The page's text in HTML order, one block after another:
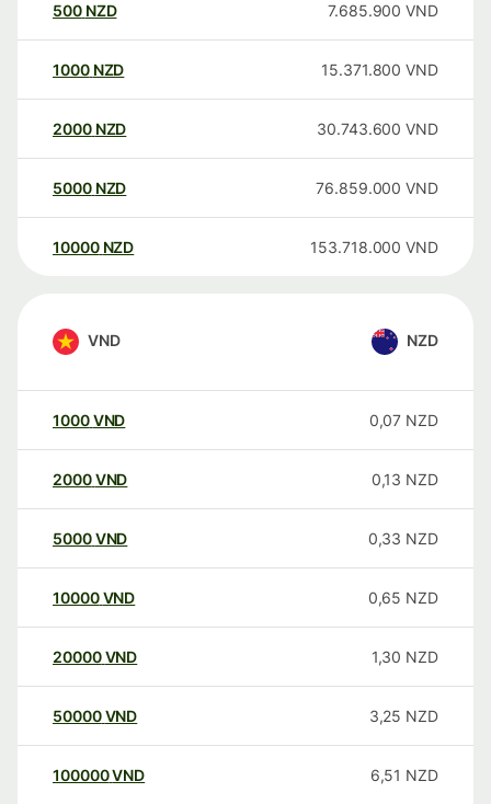
500 NZD 7.685.900 VND
1000 NZD 15.371.800 VND
2000 NZD 30.743.600 VND
5000 NZD 76.859.000 VND
10000 NZD 153.718.000 VND
VND NZD
1000VND 0,07 NZD
2000VND 0,13 NZD
5000VND 0,33 NZD
10000 VND 0,65 NZD
20000 VND 1,30 NZD
50000 VND 3,25 NZD
100000VND 6,51 NZD